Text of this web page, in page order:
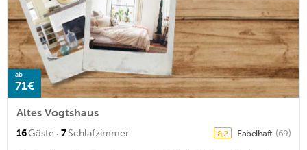
ab
71€
Altes Vogtshaus
16Gäste · 7Schlafzimmer 8,2 Fabelhaft (69)